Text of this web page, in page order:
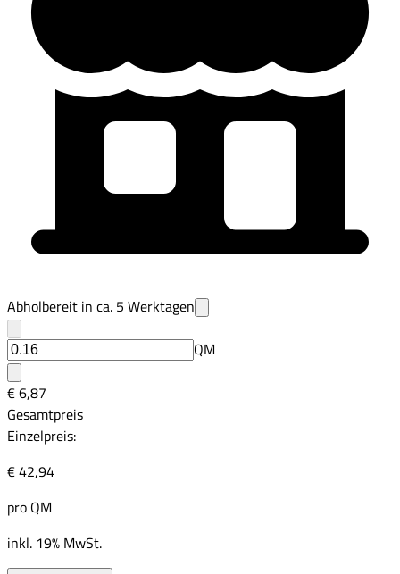
Abholbereit in ca. 5 Werktagen
QM
€ 6,87
Gesamtpreis
Einzelpreis:
€ 42,94
pro QM
inkl. 19% MwSt.